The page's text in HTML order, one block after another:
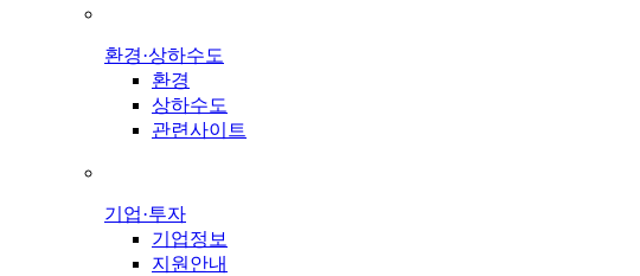
환경·상하수도
환경
상하수도
관련사이트
기업·투자
기업정보
지원안내